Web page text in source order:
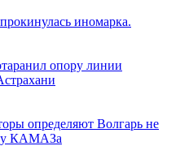
иномарка.
опору линии
определяют Волгарь не
у КАМАЗа